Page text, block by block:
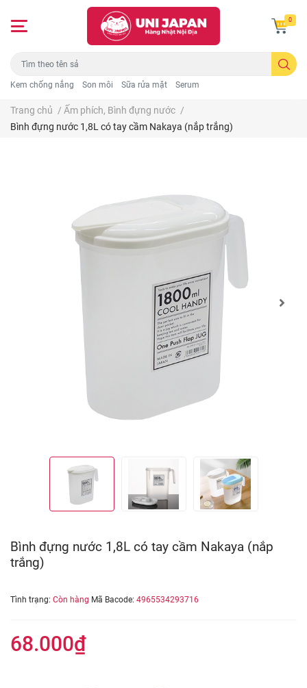
Kem chống nắng Son môi Sữa rửa mặt Serum
0
Trang chủ / Ấm phích, Bình đựng nước /
Bình đựng nước 1,8L có tay cầm Nakaya (nắp trắng)
Bình đựng nước 1,8L có tay cầm Nakaya (nắp
trắng)
Tình trạng: Còn hàng Mã Bacode: 4965534293716
68.000₫